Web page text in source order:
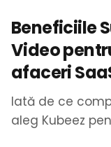
Beneficiile
Video
afaceri
Iată de ce
aleg Kubeez